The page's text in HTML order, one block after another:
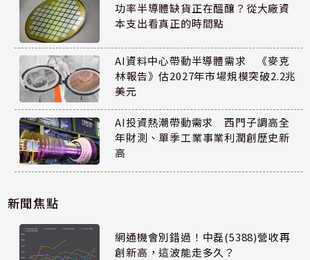
功率半導體缺貨正在醞釀？從大廠資
本支出看真正的時間點
AI資料中心帶動半導體需求 《麥克
林報告》估2027年市場規模突破2.2兆
美元
AI投資熱潮帶動需求 西門子調高全
年財測、單季工業事業利潤創歷史新
高
新聞焦點
網通機會別錯過！中磊(5388)營收再
創新高，這波能走多久？